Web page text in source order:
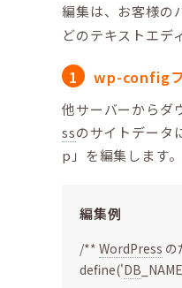
編集は、お客様の
どのテキストエデ
wp-config
他サーバーからダ
ssのサイトデー
p」を編集します。
編集例
/** WordPress の
define('DB